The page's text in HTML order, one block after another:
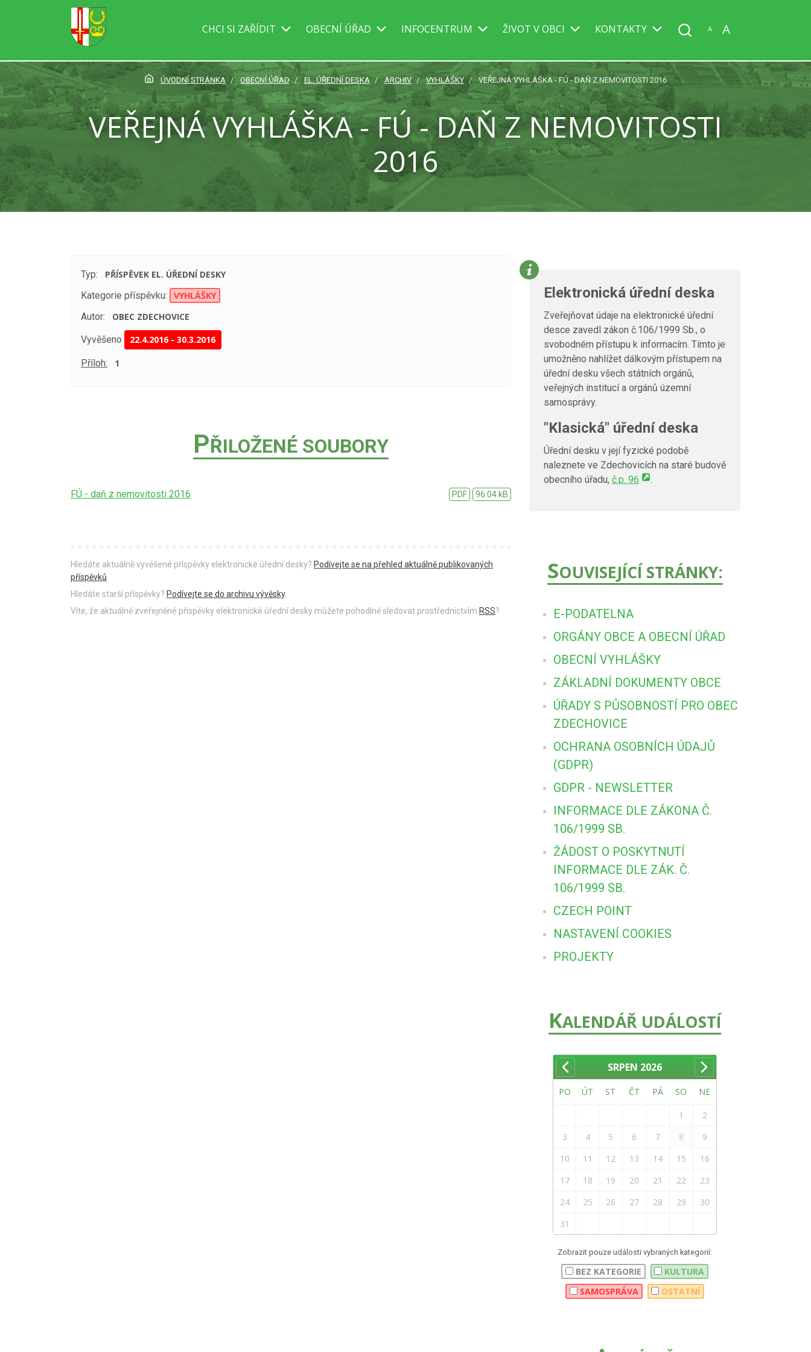
CHCI SI ZAŘÍDIT OBECNÍ ÚŘAD INFOCENTRUM ŽIVOT V OBCI KONTAKTY A A
ÚVODNÍ STRÁNKA OBECNÍ ÚŘAD EL. ÚŘEDNÍ DESKA ARCHIV VYHLÁŠKY VEŘEJNÁ VYHLÁŠKA - FÚ - DAŇ Z NEMOVITOSTI 2016
VEŘEJNÁ VYHLÁŠKA - FÚ - DAŇ Z NEMOVITOSTI
2016
Typ:
PŘÍSPĚVEK EL. ÚŘEDNÍ DESKY
Kategorie příspěvku:
VYHLÁŠKY
Autor:
OBEC ZDECHOVICE
Vyvěšeno 22.4.2016-30.3.2016
Příloh: 1
PŘILOŽENÉ SOUBORY
FÚ - daň z nemovitosti 2016 PDF 96.04 kB
Hledáte aktuálně vyvěšené příspěvky elektronické úřední desky? Podívejte se na přehled aktuálně publikovaných
příspěvků
Hledáte starší příspěvky? Podívejte se do archivu vývěsky.
Víte, že aktuálně zveřejněné příspěvky elektronické úřední desky můžete pohodlně sledovat prostřednictvím RSS?
Elektronická úřední deska
Zveřejňovat údaje na elektronické úřední
desce zavedl zákon č.106/1999 Sb., o
svobodném přístupu k informacím. Tímto je
umožněno nahlížet dálkovým přístupem na
úřední desku všech státních orgánů,
veřejných institucí a orgánů územní
samosprávy.
"Klasická" úřední deska
Úřední desku v její fyzické podobě
naleznete ve Zdechovicích na staré budově
obecního úřadu, č.p. 96 .
SOUVISEJÍCÍ STRÁNKY:
E-PODATELNA
ORGÁNY OBCE A OBECNÍ ÚŘAD
OBECNÍ VYHLÁŠKY
ZÁKLADNÍ DOKUMENTY OBCE
ÚŘADY S PŮSOBNOSTÍ PRO OBEC
ZDECHOVICE
OCHRANA OSOBNÍCH ÚDAJŮ
(GDPR)
GDPR - NEWSLETTER
INFORMACE DLE ZÁKONA Č.
106/1999 SB.
ŽÁDOST O POSKYTNUTÍ
INFORMACE DLE ZÁK. Č.
106/1999 SB.
CZECH POINT
NASTAVENÍ COOKIES
PROJEKTY
KALENDÁŘ UDÁLOSTÍ
SRPEN 2026
PO ÚT ST ČT PÁ SO NE
1
2
3
4 5 6 7 8
9
10
11 12 13 14 15
16
17
18 19 20 21 22
23
24
25 26 27 28 29
30
31
Zobrazit pouze události vybraných kategorií:
BEZ KATEGORIE
KULTURA
SAMOSPRÁVA
OSTATNÍ